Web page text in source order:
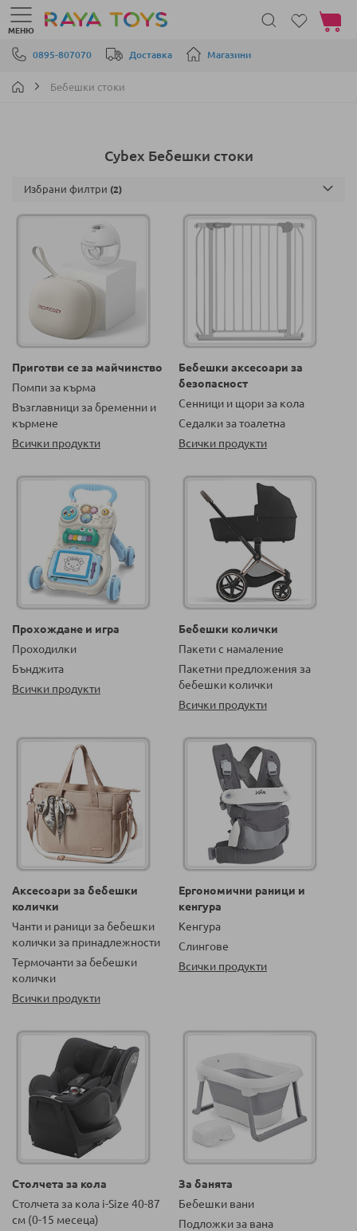
Прескачане към съдържанието
0895-807070 Доставка Магазини
МЕНЮ
Моята
Бебешки стоки
Cybex Бебешки стоки
Приготви се за майчинство
Помпи за кърма
Възглавници за бременни и
кърмене
Всички продукти
Бебешки аксесоари за
безопасност
Сенници и щори за кола
Седалки за тоалетна
Всички продукти
Прохождане и игра
Проходилки
Бънджита
Всички продукти
Бебешки колички
Пакети с намаление
Пакетни предложения за
бебешки колички
Всички продукти
Аксесоари за бебешки
колички
Чанти и раници за бебешки
колички за принадлежности
Термочанти за бебешки
колички
Всички продукти
Ергономични раници и
кенгура
Кенгура
Слингове
Всички продукти
Столчета за кола
Столчета за кола i-Size 40-87
см (0-15 месеца)
За банята
Бебешки вани
Подложки за вана
Избрани филтри